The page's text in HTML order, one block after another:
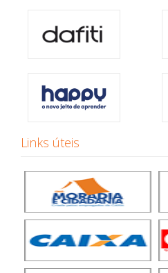
Links úteis